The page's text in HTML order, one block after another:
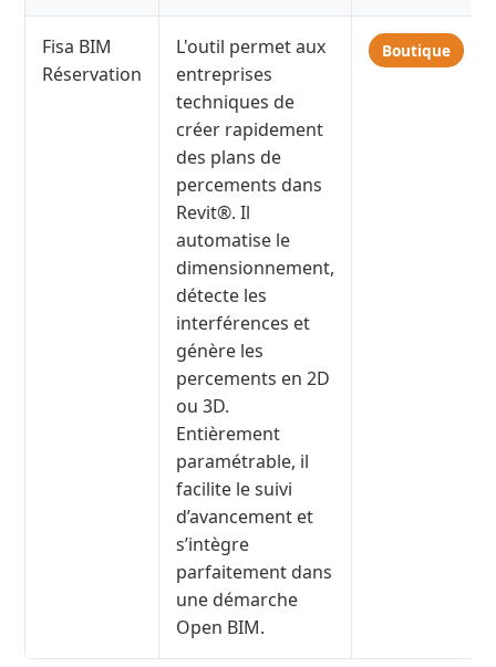
Fisa BIM
Réservation
L'outil permet aux
entreprises
techniques de
créer rapidement
des plans de
percements dans
Revit®. Il
automatise le
dimensionnement,
détecte les
interférences et
génère les
percements en 2D
ou 3D.
Entièrement
paramétrable, il
facilite le suivi
d’avancement et
s’intègre
parfaitement dans
une démarche
Open BIM.
Boutique